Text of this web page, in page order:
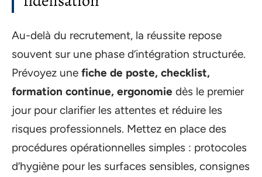
Au-delà du recrutement, la réussite repose
souvent sur une phase d’intégration structurée.
Prévoyez une fiche de poste, checklist,
formation continue, ergonomie dès le premier
jour pour clarifier les attentes et réduire les
risques professionnels. Mettez en place des
procédures opérationnelles simples : protocoles
d’hygiène pour les surfaces sensibles, consignes